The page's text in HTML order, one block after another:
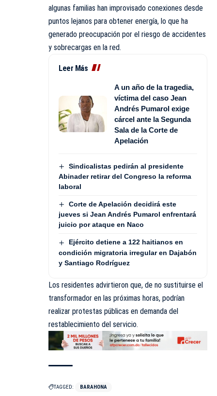
algunas familias han improvisado conexiones desde
puntos lejanos para obtener energía, lo que ha
generado preocupación por el riesgo de accidentes
y sobrecargas en la red.
Leer Más
A un año de la tragedia,
víctima del caso Jean
Andrés Pumarol exige
cárcel ante la Segunda
Sala de la Corte de
Apelación
Sindicalistas pedirán al presidente
Abinader retirar del Congreso la reforma
laboral
Corte de Apelación decidirá este
jueves si Jean Andrés Pumarol enfrentará
juicio por ataque en Naco
Ejército detiene a 122 haitianos en
condición migratoria irregular en Dajabón
y Santiago Rodríguez
Los residentes advirtieron que, de no sustituirse el
transformador en las próximas horas, podrían
realizar protestas públicas en demanda del
restablecimiento del servicio.
TAGGED: BARAHONA